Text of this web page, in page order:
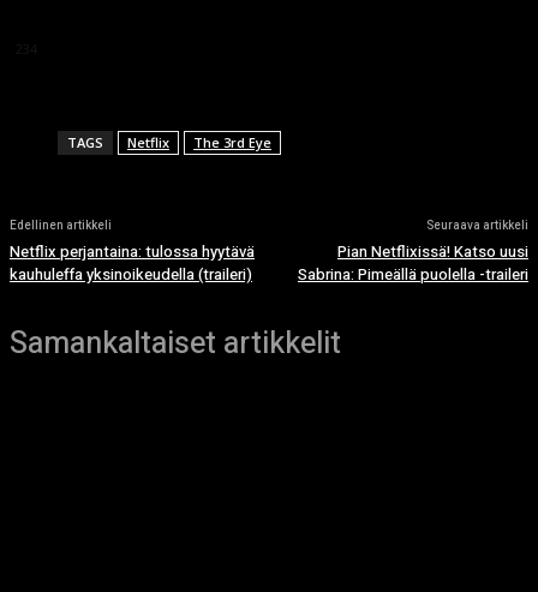
TAGS Netflix The 3rd Eye
Edellinen artikkeli
Netflix perjantaina: tulossa hyytävä
kauhuleffa yksinoikeudella (traileri)
Seuraava artikkeli
Pian Netflixissä! Katso uusi
Sabrina: Pimeällä puolella -traileri
Samankaltaiset artikkelit